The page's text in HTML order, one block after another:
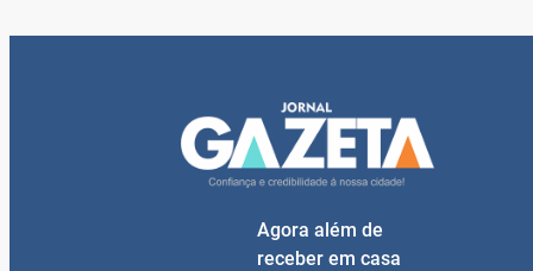
Agora além de
receber em casa